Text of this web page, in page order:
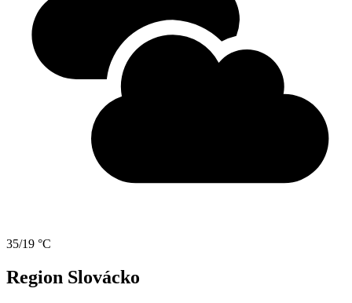
35/19 °C
Region Slovácko